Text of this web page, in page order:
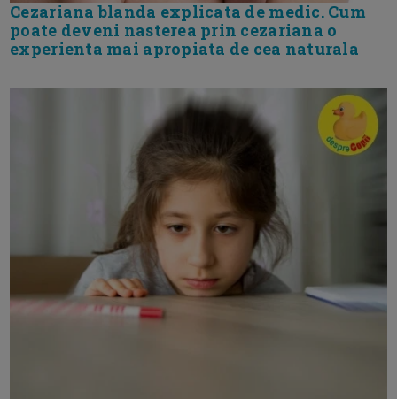
Cezariana blanda explicata de medic. Cum
poate deveni nasterea prin cezariana o
experienta mai apropiata de cea naturala